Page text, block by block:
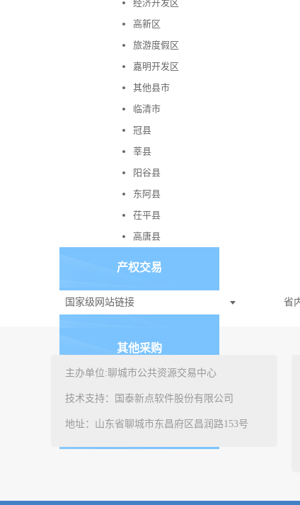
经济开发区
高新区
旅游度假区
嘉明开发区
其他县市
临清市
冠县
莘县
阳谷县
东阿县
茌平县
高唐县
产权交易
土地及矿产交易
其他采购
水权交易
国家级网站链接 省
主办单位:聊城市公共资源交易中心
技术支持：国泰新点软件股份有限公司
地址：山东省聊城市东昌府区昌润路153号